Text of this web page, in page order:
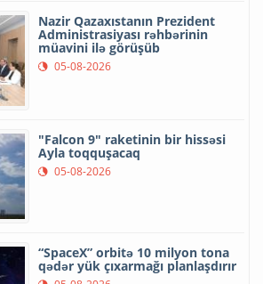
Nazir Qazaxıstanın Prezident
Administrasiyası rəhbərinin
müavini ilə görüşüb
05-08-2026
"Falcon 9" raketinin bir hissəsi
Ayla toqquşacaq
05-08-2026
“SpaceX” orbitə 10 milyon tona
qədər yük çıxarmağı planlaşdırır